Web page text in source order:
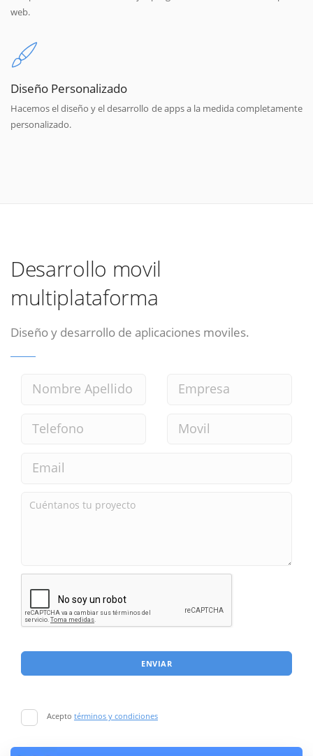
web.
Diseño Personalizado
Hacemos el diseño y el desarrollo de apps a la medida completamente
personalizado.
Desarrollo movil
multiplataforma
Diseño y desarrollo de aplicaciones moviles.
ENVIAR
Acepto términos y condiciones